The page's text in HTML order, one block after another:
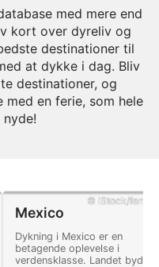
med mere end
kort over dyreliv og
destinationer til
at dykke i dag. Bliv
destinationer, og
en ferie, som hele
© iStock/
Mexico
Dykning i Mexico er en
betagende oplevelse i
verdensklasse. Landet byder